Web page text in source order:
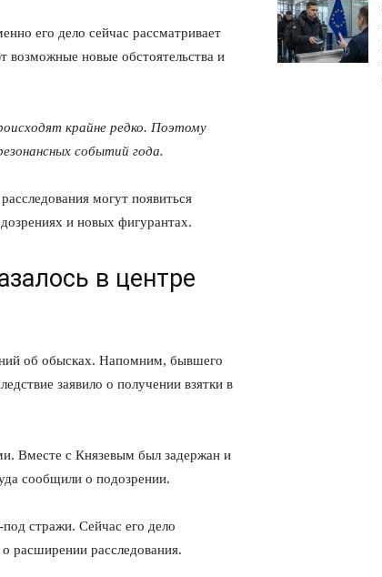
О нас
Отказ от ответственности
Подписка
его дело сейчас рассматривает
новые обстоятельства и
крайне редко. Поэтому
событий года.
могут появиться
и новых фигурантах.
в центре
об обысках. Напомним, бывшего
заявило о получении взятки в
Вместе с Князевым был задержан и
сообщили о подозрении.
стражи. Сейчас его дело
расширении расследования.